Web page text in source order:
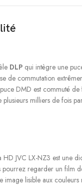
DLP qui intègre une
de commutation
DMD est commuté
milliers de fois
JVC LX-NZ3 est une
regarder un film
image lisible aux